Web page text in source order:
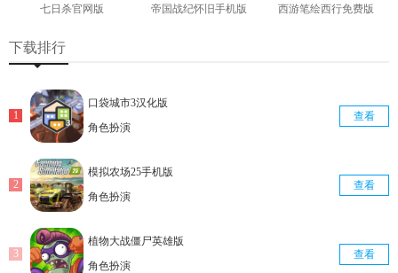
七日杀官网版 帝国战纪怀旧手机版 西游笔绘西行免费版
下载排行
口袋城市3汉化版
角色扮演
查看
模拟农场25手机版
角色扮演
查看
植物大战僵尸英雄版
角色扮演
查看